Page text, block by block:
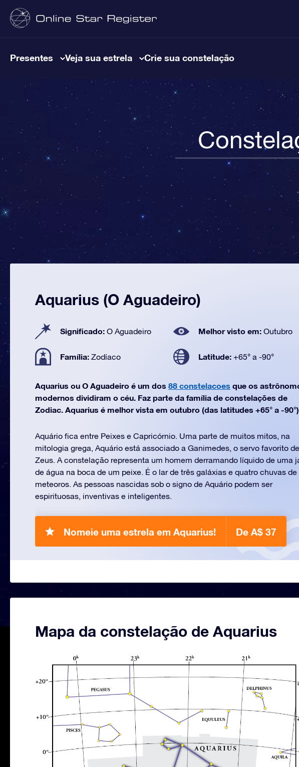
Presentes Veja sua estrela Crie sua constelação
Aquarius (O Aguadeiro)
Significado: O Aguadeiro Melhor visto em: Outubro
Família: Zodíaco Latitude: +65° a -90°
Aquarius ou O Aguadeiro é um dos 88 constelacoes que os
modernos dividiram o céu. Faz parte da família de constelações de
Zodiac. Aquarius é melhor vista em outubro (das latitudes +65° a -
Aquário fica entre Peixes e Capricórnio. Uma parte de muitos mitos, na
mitologia grega, Aquário está associado a Ganimedes, o servo favorito de
Zeus. A constelação representa um homem derramando líquido de uma
de água na boca de um peixe. É o lar de três galáxias e quatro chuvas de
meteoros. As pessoas nascidas sob o signo de Aquário podem ser
espirituosas, inventivas e inteligentes.
Nomeie uma estrela em Aquarius! De A$ 37
Mapa da constelação de Aquarius